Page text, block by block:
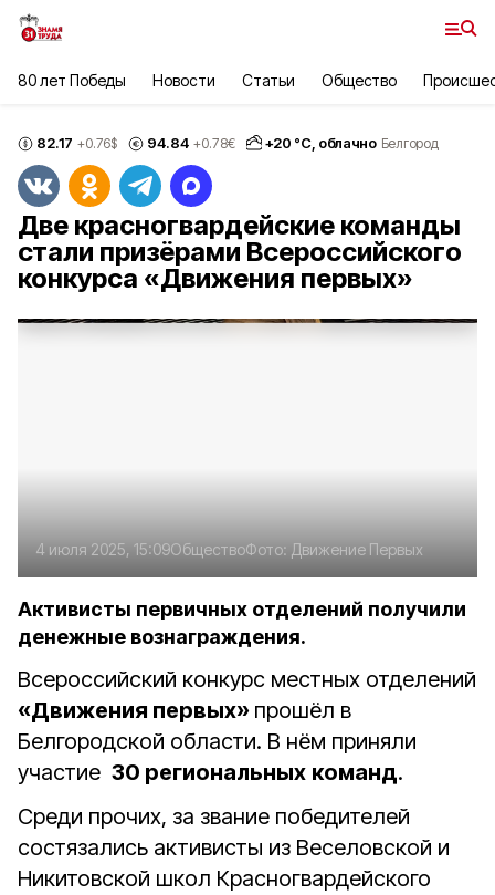
80 лет Победы Новости Статьи Общество
82.17 +0.76$ 94.84 +0.78€ +20 °С, облачно Белгород
Две красногвардейские команды
стали призёрами Всероссийского
конкурса «Движения первых»
4 июля 2025, 15:09ОбществоФото: Движение Первых
Активисты первичных отделений получили
денежные вознаграждения.
Всероссийский конкурс местных отделений
«Движения первых» прошёл в
Белгородской области. В нём приняли
участие 30 региональных команд.
Среди прочих, за звание победителей
состязались активисты из Веселовской и
Никитовской школ Красногвардейского